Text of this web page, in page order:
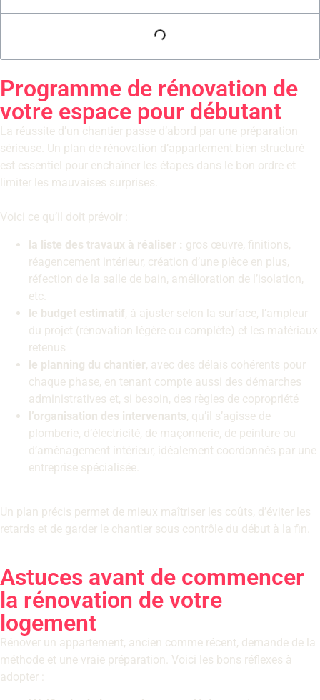
Programme de rénovation de
votre espace pour débutant
La réussite d’un chantier passe d’abord par une préparation
sérieuse. Un plan de rénovation d’appartement bien structuré
est essentiel pour enchaîner les étapes dans le bon ordre et
limiter les mauvaises surprises.
Voici ce qu’il doit prévoir :
la liste des travaux à réaliser : gros œuvre, finitions,
réagencement intérieur, création d’une pièce en plus,
réfection de la salle de bain, amélioration de l’isolation,
etc.
le budget estimatif, à ajuster selon la surface, l’ampleur
du projet (rénovation légère ou complète) et les matériaux
retenus
le planning du chantier, avec des délais cohérents pour
chaque phase, en tenant compte aussi des démarches
administratives et, si besoin, des règles de copropriété
l’organisation des intervenants, qu’il s’agisse de
plomberie, d’électricité, de maçonnerie, de peinture ou
d’aménagement intérieur, idéalement coordonnés par une
entreprise spécialisée.
Un plan précis permet de mieux maîtriser les coûts, d’éviter les
retards et de garder le chantier sous contrôle du début à la fin.
Astuces avant de commencer
la rénovation de votre
logement
Rénover un appartement, ancien comme récent, demande de la
méthode et une vraie préparation. Voici les bons réflexes à
adopter :